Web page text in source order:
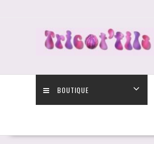
BOUTIQUE